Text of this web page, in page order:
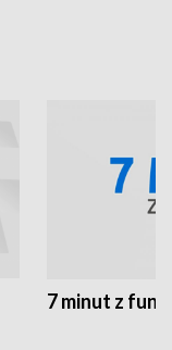
7 minut z